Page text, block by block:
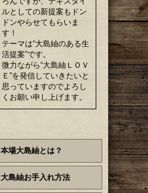
ルとしての新提案もドン
ドンやらせてもらいま
す！
テーマは“大島紬のある生
活提案”です。
微力ながら“大島紬ＬＯＶ
Ｅ”を発信していきたいと
思っていますのでよろし
くお願い申し上げます。
本場大島紬とは？
大島紬お手入れ方法